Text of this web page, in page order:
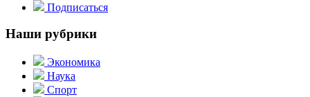
Подписаться
Наши рубрики
Экономика
Наука
Спорт